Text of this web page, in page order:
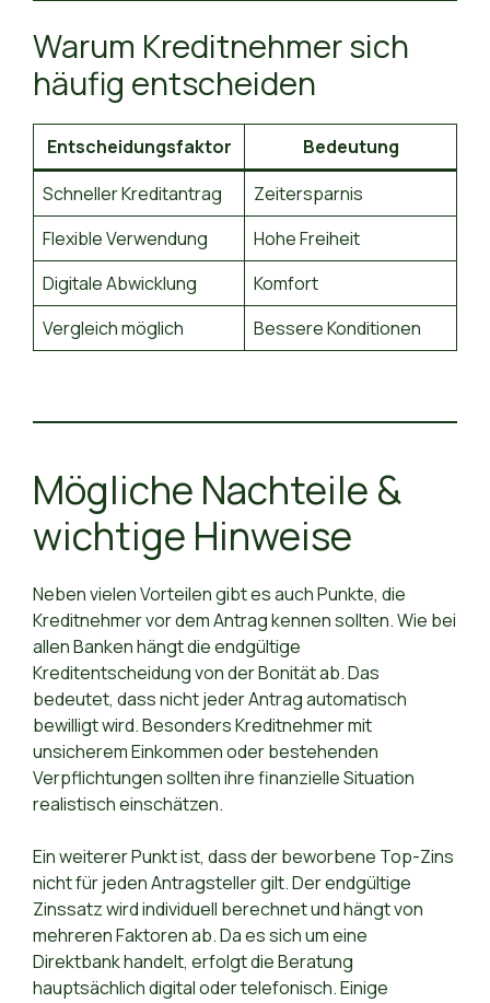
Warum Kreditnehmer sich
häufig entscheiden
Entscheidungsfaktor
Bedeutung
Schneller Kreditantrag
Zeitersparnis
Flexible Verwendung
Hohe Freiheit
Digitale Abwicklung
Komfort
Vergleich möglich
Bessere Konditionen
Mögliche Nachteile &
wichtige Hinweise
Neben vielen Vorteilen gibt es auch Punkte, die
Kreditnehmer vor dem Antrag kennen sollten. Wie bei
allen Banken hängt die endgültige
Kreditentscheidung von der Bonität ab. Das
bedeutet, dass nicht jeder Antrag automatisch
bewilligt wird. Besonders Kreditnehmer mit
unsicherem Einkommen oder bestehenden
Verpflichtungen sollten ihre finanzielle Situation
realistisch einschätzen.
Ein weiterer Punkt ist, dass der beworbene Top-Zins
nicht für jeden Antragsteller gilt. Der endgültige
Zinssatz wird individuell berechnet und hängt von
mehreren Faktoren ab. Da es sich um eine
Direktbank handelt, erfolgt die Beratung
hauptsächlich digital oder telefonisch. Einige